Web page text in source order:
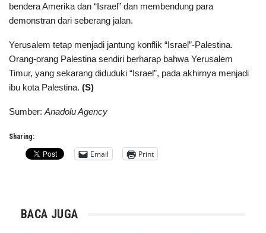
bendera Amerika dan “Israel” dan membendung para
demonstran dari seberang jalan.
Yerusalem tetap menjadi jantung konflik “Israel”-Palestina.
Orang-orang Palestina sendiri berharap bahwa Yerusalem
Timur, yang sekarang diduduki “Israel”, pada akhirnya menjadi
ibu kota Palestina. (S)
Sumber: Anadolu Agency
Sharing:
Email Print
BACA JUGA